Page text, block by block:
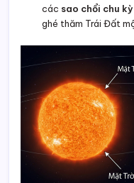
các sao chổi chu
ghé thăm Trái Đất